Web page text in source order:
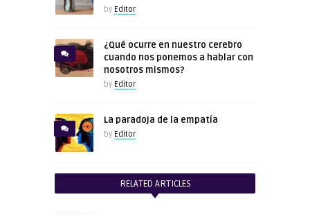
by Editor
¿Qué ocurre en nuestro cerebro
cuando nos ponemos a hablar con
nosotros mismos?
by Editor
La paradoja de la empatía
by Editor
RELATED ARTICLES